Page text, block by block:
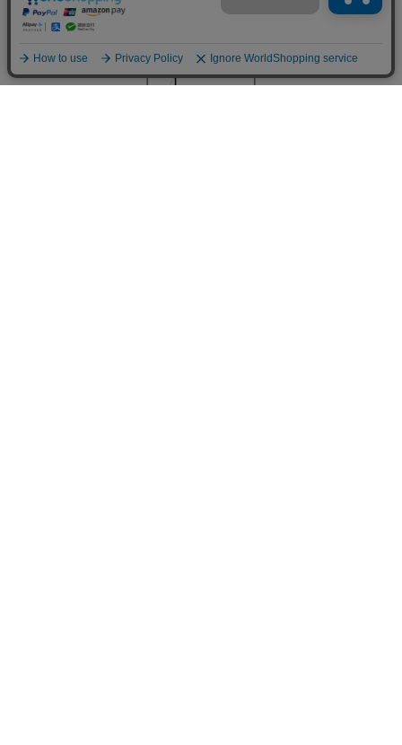
562249：蝶々チュール重ね 花蝶柄T
シャツ
7,590